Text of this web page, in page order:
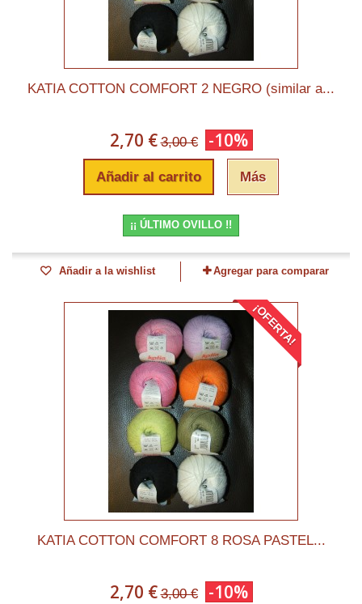
KATIA COTTON COMFORT 2 NEGRO (similar a...
2,70 € 3,00 € -10%
Añadir al carrito Más
¡¡ ÚLTIMO OVILLO !!
Añadir a la wishlist Agregar para comparar
¡OFERTA!
KATIA COTTON COMFORT 8 ROSA PASTEL...
2,70 € 3,00 € -10%